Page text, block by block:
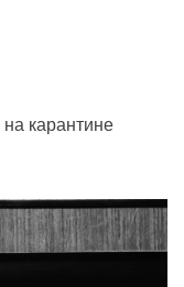
карантине